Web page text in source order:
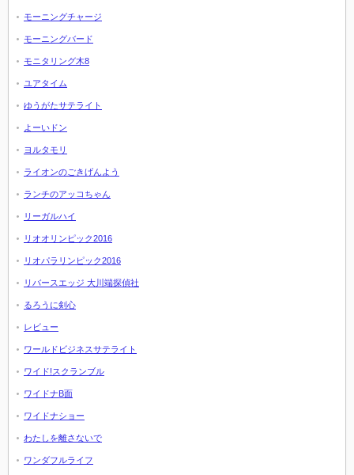
モーニングチャージ
モーニングバード
モニタリング木8
ユアタイム
ゆうがたサテライト
よーいドン
ヨルタモリ
ライオンのごきげんよう
ランチのアッコちゃん
リーガルハイ
リオオリンピック2016
リオパラリンピック2016
リバースエッジ 大川端探偵社
るろうに剣心
レビュー
ワールドビジネスサテライト
ワイド!スクランブル
ワイドナB面
ワイドナショー
わたしを離さないで
ワンダフルライフ